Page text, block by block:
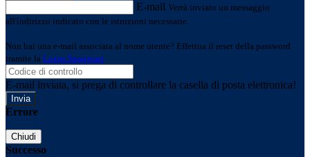
E-mail Verrà inviato un messaggio
all'indirizzo indicato con le istruzioni necessarie.
Non hai una e-mail associata al nome utente? Effettua il reset della password
tramite la Login Spaggiari
E-mail inviata, si prega di controllare la casella di posta elettronica!
Errore
Chiudi
Successo